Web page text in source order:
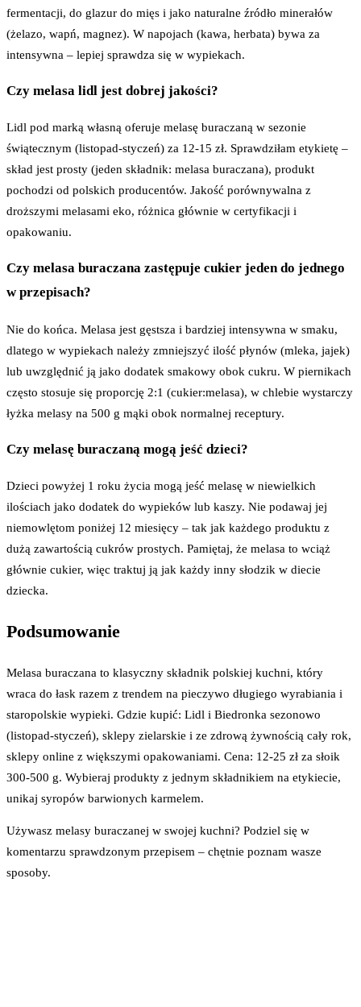
fermentacji, do glazur do mięs i jako naturalne źródło minerałów
(żelazo, wapń, magnez). W napojach (kawa, herbata) bywa za
intensywna – lepiej sprawdza się w wypiekach.
Czy melasa lidl jest dobrej jakości?
Lidl pod marką własną oferuje melasę buraczaną w sezonie
świątecznym (listopad-styczeń) za 12-15 zł. Sprawdziłam etykietę –
skład jest prosty (jeden składnik: melasa buraczana), produkt
pochodzi od polskich producentów. Jakość porównywalna z
droższymi melasami eko, różnica głównie w certyfikacji i
opakowaniu.
Czy melasa buraczana zastępuje cukier jeden do jednego
w przepisach?
Nie do końca. Melasa jest gęstsza i bardziej intensywna w smaku,
dlatego w wypiekach należy zmniejszyć ilość płynów (mleka, jajek)
lub uwzględnić ją jako dodatek smakowy obok cukru. W piernikach
często stosuje się proporcję 2:1 (cukier:melasa), w chlebie wystarczy
łyżka melasy na 500 g mąki obok normalnej receptury.
Czy melasę buraczaną mogą jeść dzieci?
Dzieci powyżej 1 roku życia mogą jeść melasę w niewielkich
ilościach jako dodatek do wypieków lub kaszy. Nie podawaj jej
niemowlętom poniżej 12 miesięcy – tak jak każdego produktu z
dużą zawartością cukrów prostych. Pamiętaj, że melasa to wciąż
głównie cukier, więc traktuj ją jak każdy inny słodzik w diecie
dziecka.
Podsumowanie
Melasa buraczana to klasyczny składnik polskiej kuchni, który
wraca do łask razem z trendem na pieczywo długiego wyrabiania i
staropolskie wypieki. Gdzie kupić: Lidl i Biedronka sezonowo
(listopad-styczeń), sklepy zielarskie i ze zdrową żywnością cały rok,
sklepy online z większymi opakowaniami. Cena: 12-25 zł za słoik
300-500 g. Wybieraj produkty z jednym składnikiem na etykiecie,
unikaj syropów barwionych karmelem.
Używasz melasy buraczanej w swojej kuchni? Podziel się w
komentarzu sprawdzonym przepisem – chętnie poznam wasze
sposoby.